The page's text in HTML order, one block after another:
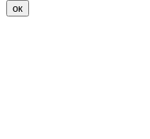
ок